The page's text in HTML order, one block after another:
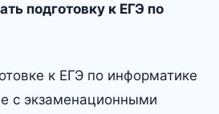
подготовку к ЕГЭ по
к ЕГЭ по информатике
с экзаменационными